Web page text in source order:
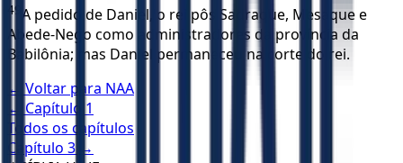
49 A pedido de Daniel, o rei pôs Sadraque, Mesaque e
Abede-Nego como administradores da província da
Babilônia; mas Daniel permaneceu na corte do rei.
← Voltar para NAA
← Capítulo 1
Todos os capítulos
Capítulo 3 →